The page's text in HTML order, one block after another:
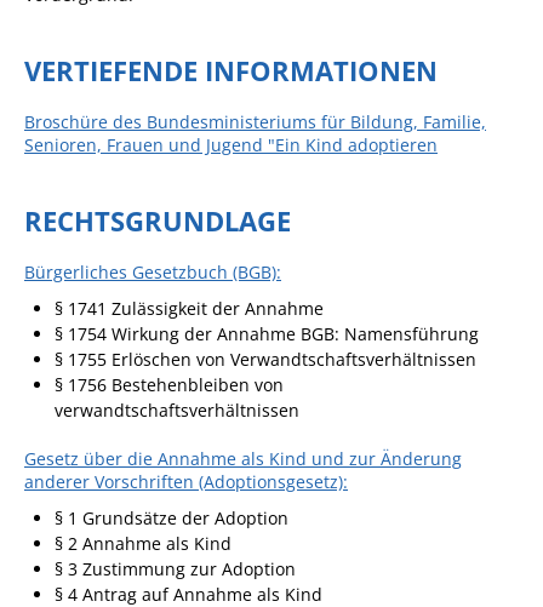
Bauhof
Häckselplatz
Friedhof
Wärmeplanung
Netzmonitor der NetzeBW
Gemmrigheimer
Infokalender
Zahlen & Fakten
Angebote für Geflüchtete
Wirtschaft + Handel
RATHAUS
VERTIEFENDE INFORMATIONEN
Broschüre des Bundesministeriums für Bildung, Familie,
Senioren, Frauen und Jugend "Ein Kind adoptieren
RECHTSGRUNDLAGE
Bürgerliches Gesetzbuch (BGB):
§ 1741 Zulässigkeit der Annahme
§ 1754 Wirkung der Annahme BGB: Namensführung
§ 1755 Erlöschen von Verwandtschaftsverhältnissen
§ 1756 Bestehenbleiben von
verwandtschaftsverhältnissen
Gesetz über die Annahme als Kind und zur Änderung
anderer Vorschriften (Adoptionsgesetz):
§ 1Grundsätze der Adoption
§ 2Annahme als Kind
§ 3Zustimmung zur Adoption
§ 4Antrag auf Annahme als Kind